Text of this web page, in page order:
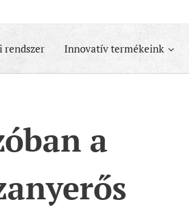
rendszer Innovatív termékeink
a